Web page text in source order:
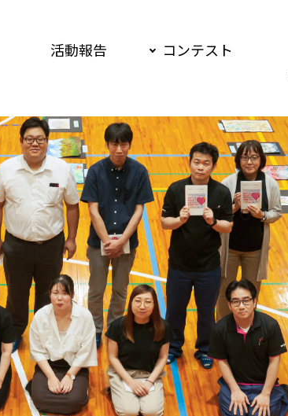
活動報告 コンテスト